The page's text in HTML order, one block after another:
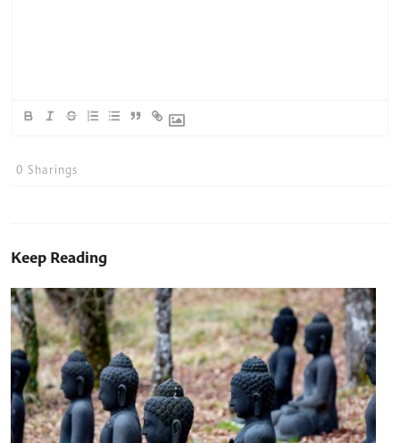
0 Sharings
Keep Reading